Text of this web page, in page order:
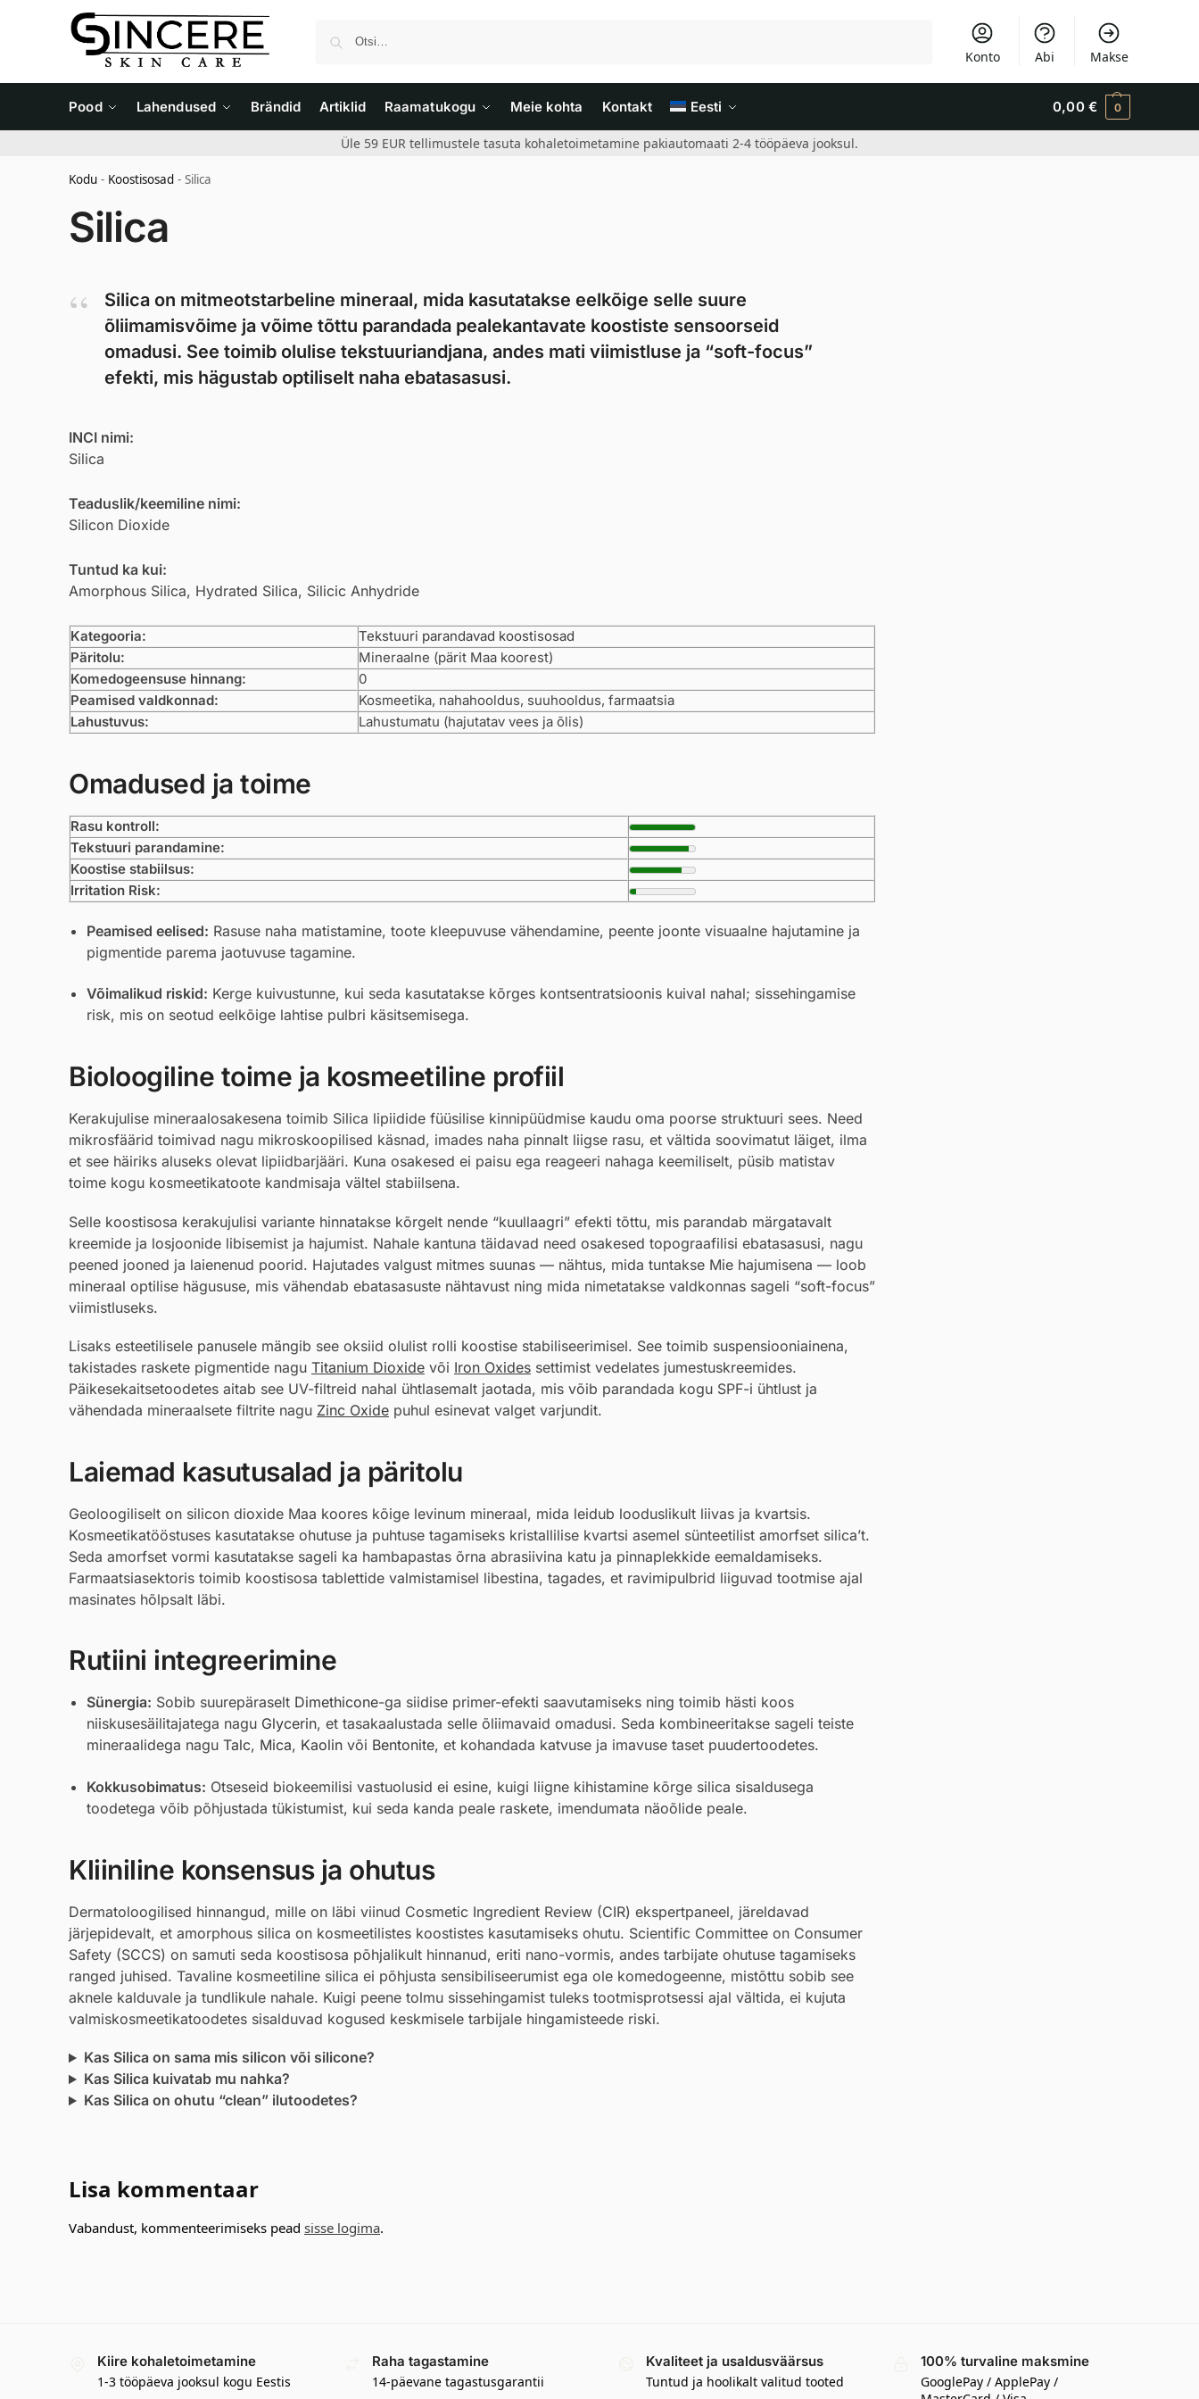
Konto Abi Makse
Pood Lahendused Brändid Artiklid Raamatukogu Meie kohta Kontakt Eesti 0,00 € 0
Üle 59 EUR tellimustele tasuta kohaletoimetamine pakiautomaati 2-4 tööpäeva jooksul.
Kodu - Koostisosad - Silica
Silica
Silica on mitmeotstarbeline mineraal, mida kasutatakse eelkõige selle suure
õliimamisvõime ja võime tõttu parandada pealekantavate koostiste sensoorseid
omadusi. See toimib olulise tekstuuriandjana, andes mati viimistluse ja “soft-focus”
efekti, mis hägustab optiliselt naha ebatasasusi.
INCI nimi:
Silica
Teaduslik/keemiline nimi:
Silicon Dioxide
Tuntud ka kui:
Amorphous Silica, Hydrated Silica, Silicic Anhydride
Kategooria:
Tekstuuri parandavad koostisosad
Päritolu:
Mineraalne (pärit Maa koorest)
Komedogeensuse hinnang:
0
Peamised valdkonnad:
Kosmeetika, nahahooldus, suuhooldus, farmaatsia
Lahustuvus:
Lahustumatu (hajutatav vees ja õlis)
Omadused ja toime
Rasu kontroll:
Tekstuuri parandamine:
Koostise stabiilsus:
Irritation Risk:
Peamised eelised: Rasuse naha matistamine, toote kleepuvuse vähendamine, peente joonte visuaalne hajutamine ja
pigmentide parema jaotuvuse tagamine.
Võimalikud riskid: Kerge kuivustunne, kui seda kasutatakse kõrges kontsentratsioonis kuival nahal; sissehingamise
risk, mis on seotud eelkõige lahtise pulbri käsitsemisega.
Bioloogiline toime ja kosmeetiline profiil
Kerakujulise mineraalosakesena toimib Silica lipiidide füüsilise kinnipüüdmise kaudu oma poorse struktuuri sees. Need
mikrosfäärid toimivad nagu mikroskoopilised käsnad, imades naha pinnalt liigse rasu, et vältida soovimatut läiget, ilma
et see häiriks aluseks olevat lipiidbarjääri. Kuna osakesed ei paisu ega reageeri nahaga keemiliselt, püsib matistav
toime kogu kosmeetikatoote kandmisaja vältel stabiilsena.
Selle koostisosa kerakujulisi variante hinnatakse kõrgelt nende “kuullaagri” efekti tõttu, mis parandab märgatavalt
kreemide ja losjoonide libisemist ja hajumist. Nahale kantuna täidavad need osakesed topograafilisi ebatasasusi, nagu
peened jooned ja laienenud poorid. Hajutades valgust mitmes suunas — nähtus, mida tuntakse Mie hajumisena — loob
mineraal optilise hägususe, mis vähendab ebatasasuste nähtavust ning mida nimetatakse valdkonnas sageli “soft-focus”
viimistluseks.
Lisaks esteetilisele panusele mängib see oksiid olulist rolli koostise stabiliseerimisel. See toimib suspensiooniainena,
takistades raskete pigmentide nagu Titanium Dioxide või Iron Oxides settimist vedelates jumestuskreemides.
Päikesekaitsetoodetes aitab see UV-filtreid nahal ühtlasemalt jaotada, mis võib parandada kogu SPF-i ühtlust ja
vähendada mineraalsete filtrite nagu Zinc Oxide puhul esinevat valget varjundit.
Laiemad kasutusalad ja päritolu
Geoloogiliselt on silicon dioxide Maa koores kõige levinum mineraal, mida leidub looduslikult liivas ja kvartsis.
Kosmeetikatööstuses kasutatakse ohutuse ja puhtuse tagamiseks kristallilise kvartsi asemel sünteetilist amorfset silica’t.
Seda amorfset vormi kasutatakse sageli ka hambapastas õrna abrasiivina katu ja pinnaplekkide eemaldamiseks.
Farmaatsiasektoris toimib koostisosa tablettide valmistamisel libestina, tagades, et ravimipulbrid liiguvad tootmise ajal
masinates hõlpsalt läbi.
Rutiini integreerimine
Sünergia: Sobib suurepäraselt Dimethicone-ga siidise primer-efekti saavutamiseks ning toimib hästi koos
niiskusesäilitajatega nagu Glycerin, et tasakaalustada selle õliimavaid omadusi. Seda kombineeritakse sageli teiste
mineraalidega nagu Talc, Mica, Kaolin või Bentonite, et kohandada katvuse ja imavuse taset puudertoodetes.
Kokkusobimatus: Otseseid biokeemilisi vastuolusid ei esine, kuigi liigne kihistamine kõrge silica sisaldusega
toodetega võib põhjustada tükistumist, kui seda kanda peale raskete, imendumata näoõlide peale.
Kliiniline konsensus ja ohutus
Dermatoloogilised hinnangud, mille on läbi viinud Cosmetic Ingredient Review (CIR) ekspertpaneel, järeldavad
järjepidevalt, et amorphous silica on kosmeetilistes koostistes kasutamiseks ohutu. Scientific Committee on Consumer
Safety (SCCS) on samuti seda koostisosa põhjalikult hinnanud, eriti nano-vormis, andes tarbijate ohutuse tagamiseks
ranged juhised. Tavaline kosmeetiline silica ei põhjusta sensibiliseerumist ega ole komedogeenne, mistõttu sobib see
aknele kalduvale ja tundlikule nahale. Kuigi peene tolmu sissehingamist tuleks tootmisprotsessi ajal vältida, ei kujuta
valmiskosmeetikatoodetes sisalduvad kogused keskmisele tarbijale hingamisteede riski.
Kas Silica on sama mis silicon või silicone?
Kas Silica kuivatab mu nahka?
Kas Silica on ohutu “clean” ilutoodetes?
Lisa kommentaar
Vabandust, kommenteerimiseks pead sisse logima.
Kiire kohaletoimetamine
1-3 tööpäeva jooksul kogu Eestis
Raha tagastamine
14-päevane tagastusgarantii
Kvaliteet ja usaldusväärsus
Tuntud ja hoolikalt valitud tooted
100% turvaline maksmine
GooglePay / ApplePay /